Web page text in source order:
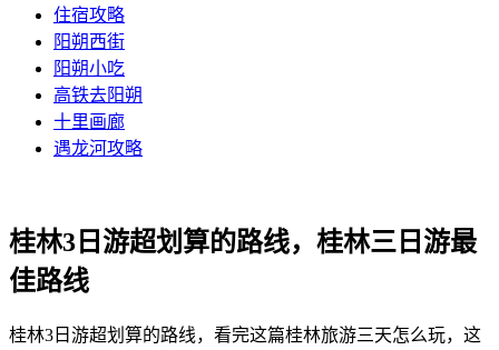
住宿攻略
阳朔西街
阳朔小吃
高铁去阳朔
十里画廊
遇龙河攻略
桂林3日游超划算的路线，桂林三日游最
佳路线
桂林3日游超划算的路线，看完这篇桂林旅游三天怎么玩，这